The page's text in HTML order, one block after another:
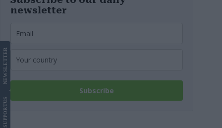
newsletter
Subscribe
SUPPORT
US
NEWS
LETTER